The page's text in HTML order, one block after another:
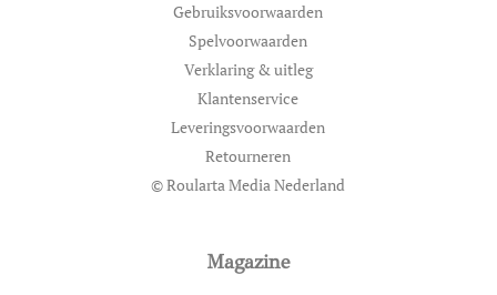
Gebruiksvoorwaarden
Spelvoorwaarden
Verklaring & uitleg
Klantenservice
Leveringsvoorwaarden
Retourneren
© Roularta Media Nederland
Magazine